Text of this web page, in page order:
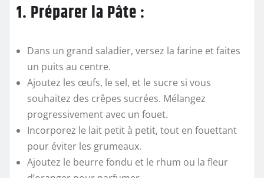
1. Préparer la Pâte :
Dans un grand saladier, versez la farine et faites
un puits au centre.
Ajoutez les œufs, le sel, et le sucre si vous
souhaitez des crêpes sucrées. Mélangez
progressivement avec un fouet.
Incorporez le lait petit à petit, tout en fouettant
pour éviter les grumeaux.
Ajoutez le beurre fondu et le rhum ou la fleur